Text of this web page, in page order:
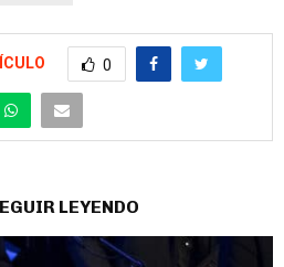
0
LEYENDO